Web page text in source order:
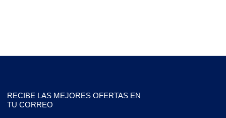
RECIBE LAS MEJORES OFERTAS EN
TU CORREO